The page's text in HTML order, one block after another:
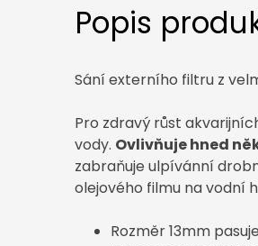
Popis
Sání externího filtru z
Pro zdravý růst
vody. Ovlivňuje hned
zabraňuje ulpívánní
olejového filmu na vodní
Rozměr 13mm